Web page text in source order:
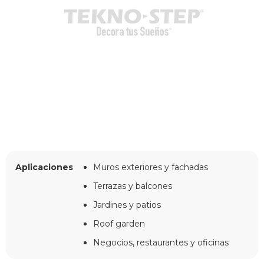
Aplicaciones
Muros exteriores y fachadas
Terrazas y balcones
Jardines y patios
Roof garden
Negocios, restaurantes y oficinas